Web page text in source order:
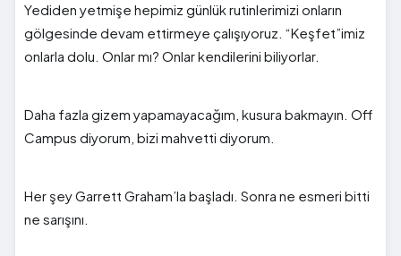
Yediden yetmişe hepimiz günlük rutinlerimizi onların
gölgesinde devam ettirmeye çalışıyoruz. “Keşfet”imiz
onlarla dolu. Onlar mı? Onlar kendilerini biliyorlar.
Daha fazla gizem yapamayacağım, kusura bakmayın. Off
Campus diyorum, bizi mahvetti diyorum.
Her şey Garrett Graham’la başladı. Sonra ne esmeri bitti
ne sarışını.